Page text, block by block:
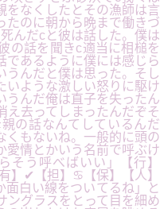
をなくしたとその漁師は言
たのに朝から晩まで働きづ
んだcと彼は話した。僕は
の話を聞きc適当に相槌を
であるように僕には感じら
うんだと僕は思った。そし
いような激しい怒りに駆け
うんだ俺は直子を失ったん
え去ってしまったんだぞそ
の話なんてしているんだ
くもないね。一般的に頭の
愛情とかいう名前で呼ぶけ
そう呼べばいい」【行】
】✔【担】♋【保】【人】
面白い線をついてるね」と
グラスをとって目を細め